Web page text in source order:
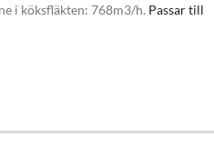
enkelt till en recirkulations fläkt
i köksfläkten: 768m3/h. Passar till